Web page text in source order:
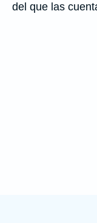
del que las